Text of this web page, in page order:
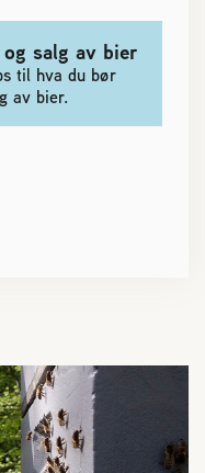
salg av bier
til hva du bør
av bier.